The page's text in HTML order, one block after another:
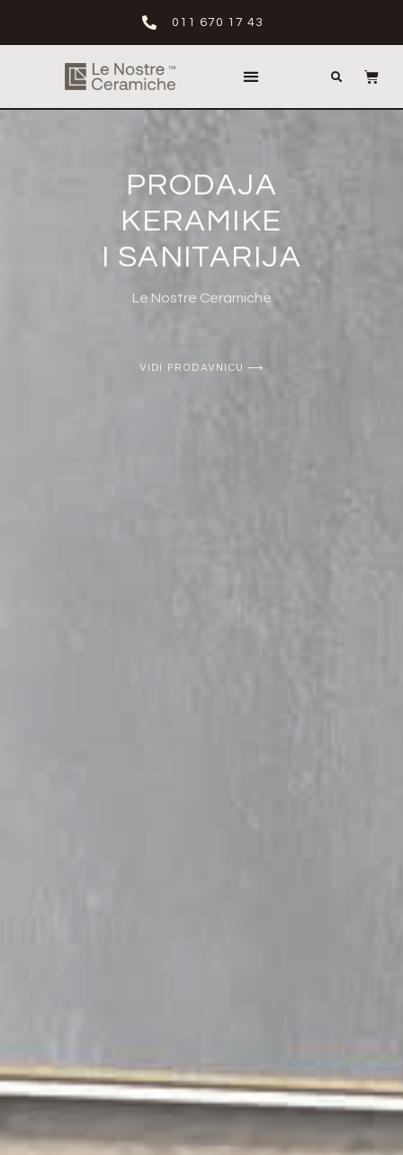
011 670 17 43
PRODAJA
KERAMIKE
I SANITARIJA
Le Nostre Ceramiche
VIDI PRODAVNICU ⟶